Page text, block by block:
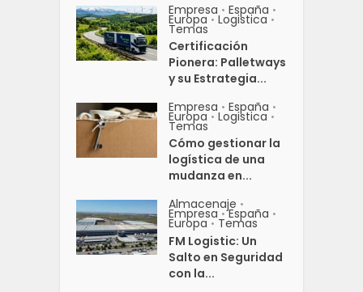
Empresa • España •
Europa • Logistica •
Temas
Certificación
Pionera: Palletways
y su Estrategia...
Empresa • España •
Europa • Logistica •
Temas
Cómo gestionar la
logística de una
mudanza en...
Almacenaje •
Empresa • España •
Europa • Temas
FM Logistic: Un
Salto en Seguridad
con la...